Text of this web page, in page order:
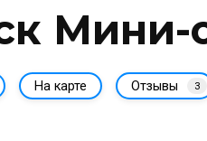
Мини-
На карте Отзывы 3